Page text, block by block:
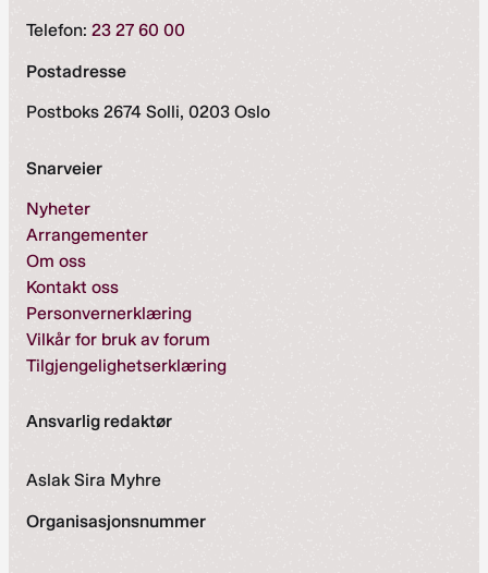
Telefon: 23 27 60 00
Postadresse
Postboks 2674 Solli, 0203 Oslo
Snarveier
Nyheter
Arrangementer
Om oss
Kontakt oss
Personvernerklæring
Vilkår for bruk av forum
Tilgjengelighetserklæring
Ansvarlig redaktør
Aslak Sira Myhre
Organisasjonsnummer